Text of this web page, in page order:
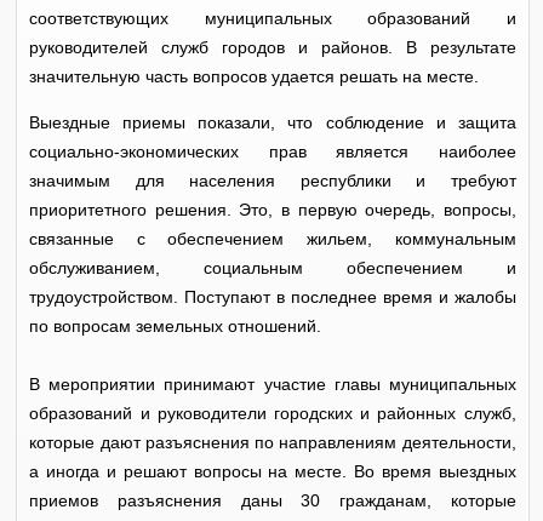
соответствующих муниципальных образований и
руководителей служб городов и районов. В результате
значительную часть вопросов удается решать на месте.
Выездные приемы показали, что соблюдение и защита
социально-экономических прав является наиболее
значимым для населения республики и требуют
приоритетного решения. Это, в первую очередь, вопросы,
связанные с обеспечением жильем, коммунальным
обслуживанием, социальным обеспечением и
трудоустройством. Поступают в последнее время и жалобы
по вопросам земельных отношений.
В мероприятии принимают участие главы муниципальных
образований и руководители городских и районных служб,
которые дают разъяснения по направлениям деятельности,
а иногда и решают вопросы на месте. Во время выездных
приемов разъяснения даны 30 гражданам, которые